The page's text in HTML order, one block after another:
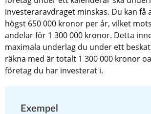
investeraravdraget minskas. Du kan få
högst 650 000 kronor per år, vilket
andelar för 1 300 000 kronor. Detta
maximala underlag du under ett
räkna med är totalt 1 300 000 kronor
företag du har investerat i.
Exempel